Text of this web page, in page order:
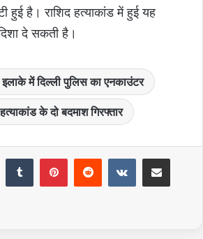
हुई है। राशिद हत्याकांड में हुई यह
दे सकती है।
में दिल्ली पुलिस का एनकाउंटर
के दो बदमाश गिरफ्तार